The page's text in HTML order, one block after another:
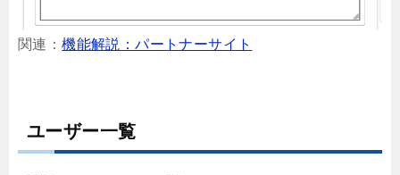
関連：機能解説：パートナーサイト
ユーザー一覧